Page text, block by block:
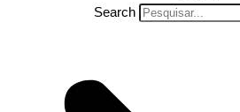
Search